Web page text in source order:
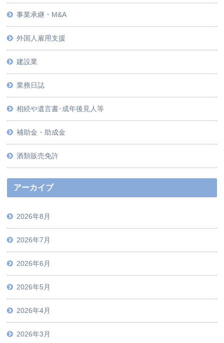
事業承継・M&A
外国人雇用支援
建設業
業務日誌
相続や遺言書･成年後見人等
補助金・助成金
酒類販売免許
アーカイブ
2026年8月
2026年7月
2026年6月
2026年5月
2026年4月
2026年3月